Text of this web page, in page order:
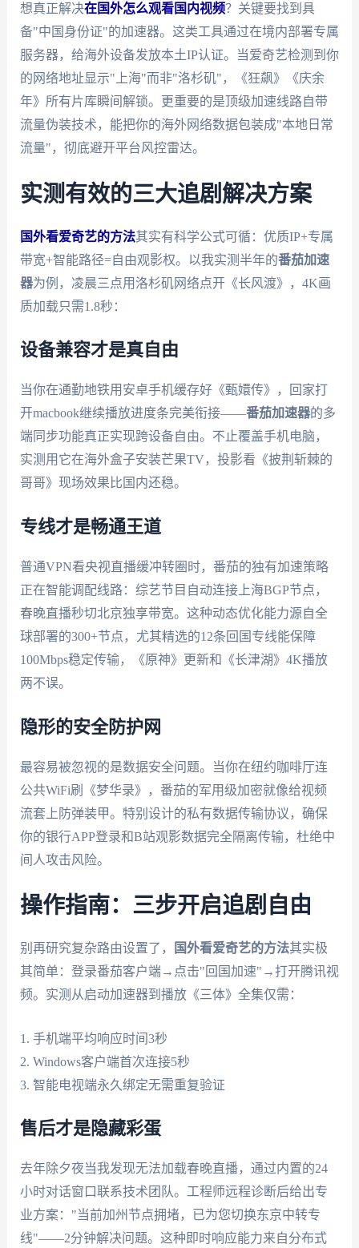
想真正解决在国外怎么观看国内视频？关键要找到具
备"中国身份证"的加速器。这类工具通过在境内部署专属
服务器，给海外设备发放本土IP认证。当爱奇艺检测到你
的网络地址显示"上海"而非"洛杉矶"，《狂飙》《庆余
年》所有片库瞬间解锁。更重要的是顶级加速线路自带
流量伪装技术，能把你的海外网络数据包装成"本地日常
流量"，彻底避开平台风控雷达。
实测有效的三大追剧解决方案
国外看爱奇艺的方法其实有科学公式可循：优质IP+专属
带宽+智能路径=自由观影权。以我实测半年的番茄加速
器为例，凌晨三点用洛杉矶网络点开《长风渡》，4K画
质加载只需1.8秒：
设备兼容才是真自由
当你在通勤地铁用安卓手机缓存好《甄嬛传》，回家打
开macbook继续播放进度条完美衔接——番茄加速器的多
端同步功能真正实现跨设备自由。不止覆盖手机电脑，
实测用它在海外盒子安装芒果TV，投影看《披荆斩棘的
哥哥》现场效果比国内还稳。
专线才是畅通王道
普通VPN看央视直播缓冲转圈时，番茄的独有加速策略
正在智能调配线路：综艺节目自动连接上海BGP节点，
春晚直播秒切北京独享带宽。这种动态优化能力源自全
球部署的300+节点，尤其精选的12条回国专线能保障
100Mbps稳定传输，《原神》更新和《长津湖》4K播放
两不误。
隐形的安全防护网
最容易被忽视的是数据安全问题。当你在纽约咖啡厅连
公共WiFi刷《梦华录》，番茄的军用级加密就像给视频
流套上防弹装甲。特别设计的私有数据传输协议，确保
你的银行APP登录和B站观影数据完全隔离传输，杜绝中
间人攻击风险。
操作指南：三步开启追剧自由
别再研究复杂路由设置了， 国外看爱奇艺的方法其实极
其简单：登录番茄客户端→点击"回国加速"→打开腾讯视
频。实测从启动加速器到播放《三体》全集仅需：
1. 手机端平均响应时间3秒
2. Windows客户端首次连接5秒
3. 智能电视端永久绑定无需重复验证
售后才是隐藏彩蛋
去年除夕夜当我发现无法加载春晚直播，通过内置的24
小时对话窗口联系技术团队。工程师远程诊断后给出专
业方案："当前加州节点拥堵，已为您切换东京中转专
线"——2分钟解决问题。这种即时响应能力来自分布式